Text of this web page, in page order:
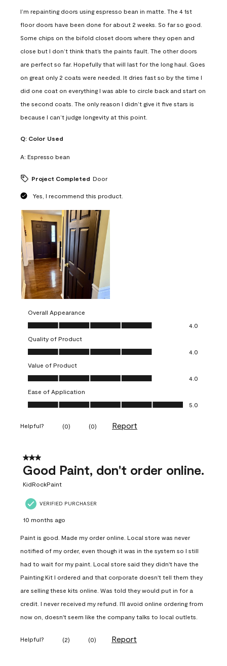
I’m repainting doors using espresso bean in matte. The 4 1st
floor doors have been done for about 2 weeks. So far so good.
Some chips on the bifold closet doors where they open and
close but I don’t think that’s the paints fault. The other doors
are perfect so far. Hopefully that will last for the long haul. Goes
on great only 2 coats were needed. It dries fast so by the time I
did one coat on everything I was able to circle back and start on
the second coats. The only reason I didn’t give it five stars is
because I can’t judge longevity at this point.
Q: Color Used
A: Espresso bean
Project Completed Door
Yes, I recommend this product.
Overall Appearance
Overall Appearance, 4.0 out of 5
4.0
Quality of Product
Quality of Product, 4.0 out of 5
4.0
Value of Product
Value of Product, 4.0 out of 5
4.0
Ease of Application
Ease of Application, 5.0 out of 5
5.0
Helpful? (0) (0) Report
3 out of 5 stars.
Good Paint, don't order online.
KidRockPaint
VERIFIED PURCHASER
10 months ago
Paint is good. Made my order online. Local store was never
notified of my order, even though it was in the system so I still
had to wait for my paint. Local store said they didn't have the
Painting Kit I ordered and that corporate doesn't tell them they
are selling these kits online. Was told they would put in for a
credit. I never received my refund. I'll avoid online ordering from
now on, doesn't seem like the company talks to local outlets.
Helpful? (2) (0) Report